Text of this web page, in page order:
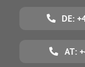
DE:
AT: